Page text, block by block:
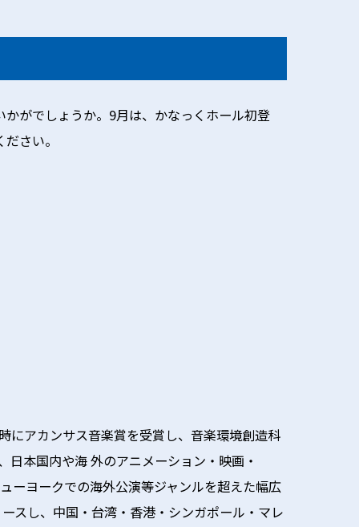
がでしょうか。9月は、かなっくホール初登
さい。
にアカンサス音楽賞を受賞し、音楽環境創造科
本国内や海 外のアニメーション・映画・
ーヨークでの海外公演等ジャンルを超えた幅広
スし、中国・台湾・香港・シンガポール・マレ